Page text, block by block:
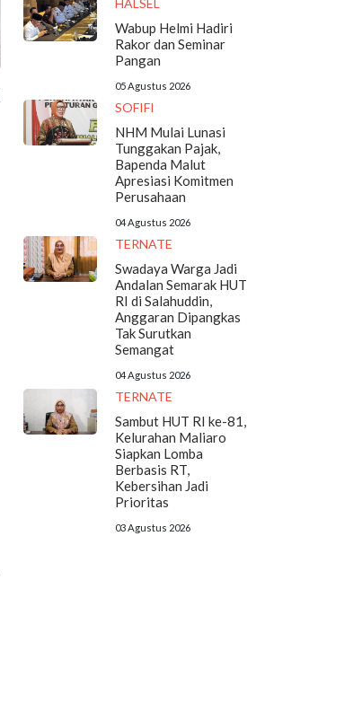
HALSEL
Wabup Helmi Hadiri
Rakor dan Seminar
Pangan
05 Agustus 2026
SOFIFI
NHM Mulai Lunasi
Tunggakan Pajak,
Bapenda Malut
Apresiasi Komitmen
Perusahaan
04 Agustus 2026
TERNATE
Swadaya Warga Jadi
Andalan Semarak HUT
RI di Salahuddin,
Anggaran Dipangkas
Tak Surutkan
Semangat
04 Agustus 2026
TERNATE
Sambut HUT RI ke-81,
Kelurahan Maliaro
Siapkan Lomba
Berbasis RT,
Kebersihan Jadi
Prioritas
03 Agustus 2026